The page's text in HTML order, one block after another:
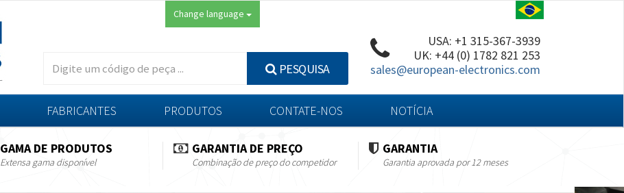
Change language
PESQUISA
USA: +1 315-367-3939
UK: +44 (0) 1782 821 253
sales@european-electronics.com
FABRICANTES PRODUTOS CONTATE-NOS NOTÍCIA
GAMA DE PRODUTOS
Extensa gama disponível
GARANTIA DE PREÇO
Combinação de preço do competidor
GARANTIA
Garantia aprovada por 12 meses